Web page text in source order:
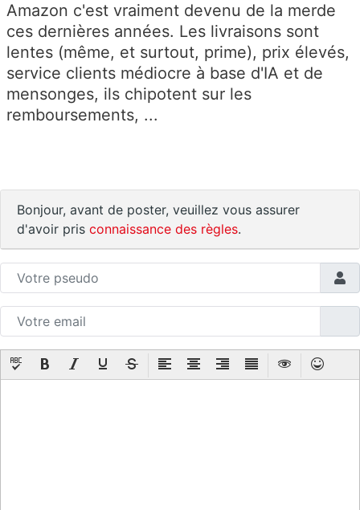
Amazon c'est vraiment devenu de la merde
ces dernières années. Les livraisons sont
lentes (même, et surtout, prime), prix élevés,
service clients médiocre à base d'IA et de
mensonges, ils chipotent sur les
remboursements, ...
Bonjour, avant de poster, veuillez vous assurer
d'avoir pris connaissance des règles.